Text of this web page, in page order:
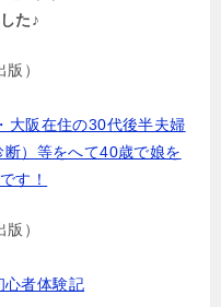
た♪
）
大阪在住の30代後半夫婦
）等をへて40歳で娘を
す！
）
心者体験記